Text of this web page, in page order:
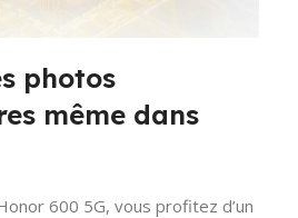
photos
même dans
600 5G, vous profitez d’un